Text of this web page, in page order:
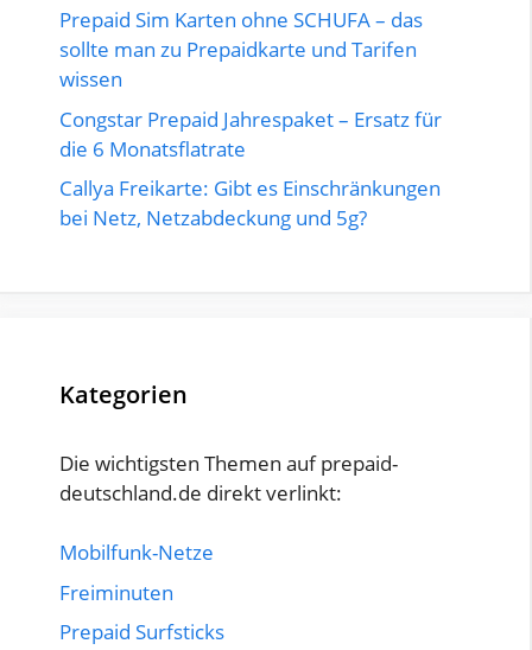
Prepaid Sim Karten ohne SCHUFA – das
sollte man zu Prepaidkarte und Tarifen
wissen
Congstar Prepaid Jahrespaket – Ersatz für
die 6 Monatsflatrate
Callya Freikarte: Gibt es Einschränkungen
bei Netz, Netzabdeckung und 5g?
Kategorien
Die wichtigsten Themen auf prepaid-
deutschland.de direkt verlinkt:
Mobilfunk-Netze
Freiminuten
Prepaid Surfsticks